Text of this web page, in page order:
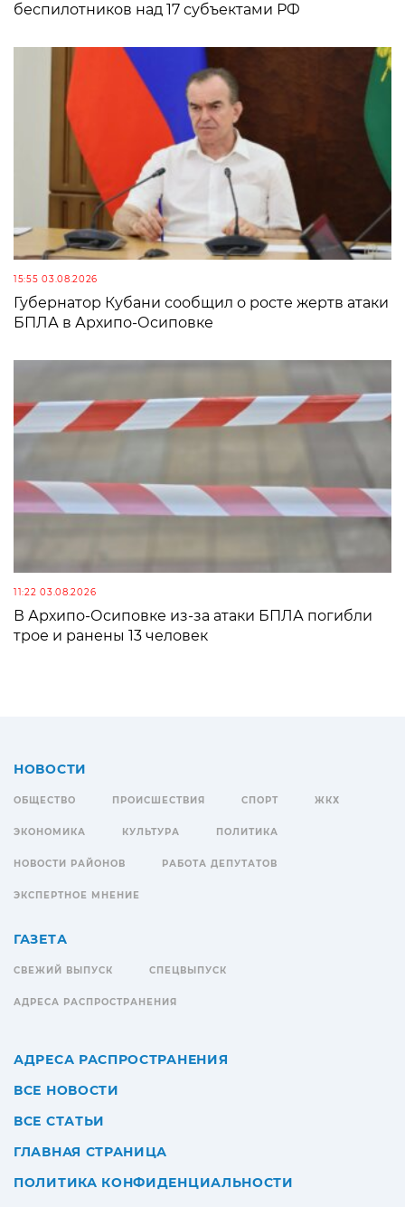
беспилотников над 17 субъектами РФ
15:55 03.08.2026
Губернатор Кубани сообщил о росте жертв атаки
БПЛА в Архипо-Осиповке
11:22 03.08.2026
В Архипо-Осиповке из-за атаки БПЛА погибли
трое и ранены 13 человек
НОВОСТИ
ОБЩЕСТВО ПРОИСШЕСТВИЯ СПОРТ ЖКХ
ЭКОНОМИКА КУЛЬТУРА ПОЛИТИКА
НОВОСТИ РАЙОНОВ РАБОТА ДЕПУТАТОВ
ЭКСПЕРТНОЕ МНЕНИЕ
ГАЗЕТА
СВЕЖИЙ ВЫПУСК СПЕЦВЫПУСК
АДРЕСА РАСПРОСТРАНЕНИЯ
АДРЕСА РАСПРОСТРАНЕНИЯ
ВСЕ НОВОСТИ
ВСЕ СТАТЬИ
ГЛАВНАЯ СТРАНИЦА
ПОЛИТИКА КОНФИДЕНЦИАЛЬНОСТИ